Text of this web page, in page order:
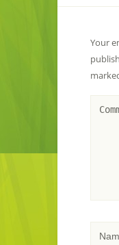
Your